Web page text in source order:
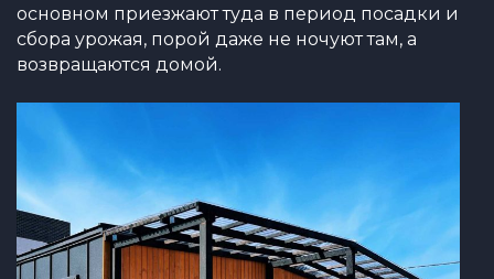
основном приезжают туда в период посадки и
сбора урожая, порой даже не ночуют там, а
возвращаются домой.